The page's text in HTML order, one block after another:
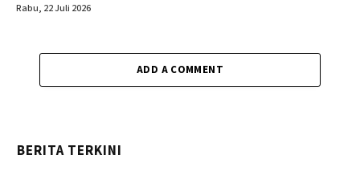
Rabu, 22 Juli 2026
ADD A COMMENT
BERITA TERKINI